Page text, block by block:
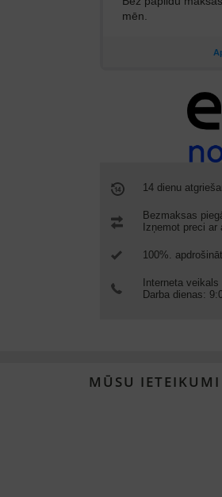
14 dienu
Bezmaksas
Izņemot preci
100%.
Interneta
Darba dienas:
MŪSU IETEIKUMI